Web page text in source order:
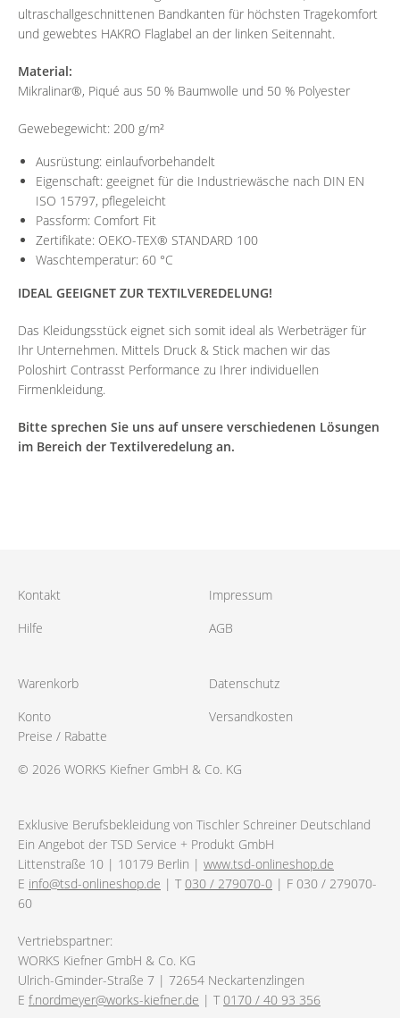
ultraschallgeschnittenen Bandkanten für höchsten Tragekomfort
und gewebtes HAKRO Flaglabel an der linken Seitennaht.
Material:
Mikralinar®, Piqué aus 50 % Baumwolle und 50 % Polyester
Gewebegewicht: 200 g/m²
Ausrüstung: einlaufvorbehandelt
Eigenschaft: geeignet für die Industriewäsche nach DIN EN
ISO 15797, pflegeleicht
Passform: Comfort Fit
Zertifikate: OEKO-TEX® STANDARD 100
Waschtemperatur: 60 °C
IDEAL GEEIGNET ZUR TEXTILVEREDELUNG!
Das Kleidungsstück eignet sich somit ideal als Werbeträger für
Ihr Unternehmen. Mittels Druck & Stick machen wir das
Poloshirt Contrasst Performance zu Ihrer individuellen
Firmenkleidung.
Bitte sprechen Sie uns auf unsere verschiedenen Lösungen
im Bereich der Textilveredelung an.
Kontakt
Hilfe
Impressum
AGB
Warenkorb
Konto
Datenschutz
Versandkosten
Preise / Rabatte
© 2026 WORKS Kiefner GmbH & Co. KG
Exklusive Berufsbekleidung von Tischler Schreiner Deutschland
Ein Angebot der TSD Service + Produkt GmbH
Littenstraße 10 | 10179 Berlin | www.tsd-onlineshop.de
E info@tsd-onlineshop.de | T030 / 279070-0 | F 030 / 279070-
60
Vertriebspartner:
WORKS Kiefner GmbH & Co. KG
Ulrich-Gminder-Straße 7 | 72654 Neckartenzlingen
E f.nordmeyer@works-kiefner.de | T0170 / 40 93 356